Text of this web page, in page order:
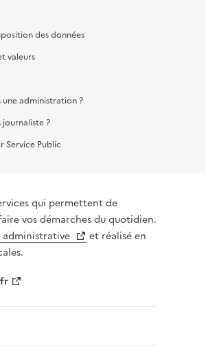
des données
valeurs
une administration ?
journaliste ?
Service Public
qui permettent de
vos démarches du quotidien.
et réalisé en